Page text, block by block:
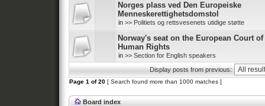
Norges plass ved Den Europeiske
Menneskerettighetsdomstol
in >> Politiets og rettsvesenets utidige støtte
Norway's seat on the European Court of
Human Rights
in >> Section for English speakers
Display posts from previous:
Page 1 of20 [ Search found more than 1000 matches ]
Board index